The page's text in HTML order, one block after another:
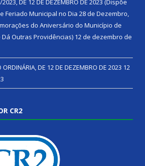
2023, DE 12 DE DEZEMBRO DE 2023 (Dispõe
Feriado Municipal no Dia 28 de Dezembro,
do Aniversário do Município de
Outras Providências) 12 de dezembro de
ORDINÁRIA, DE 12 DE DEZEMBRO DE 2023 12
CR2